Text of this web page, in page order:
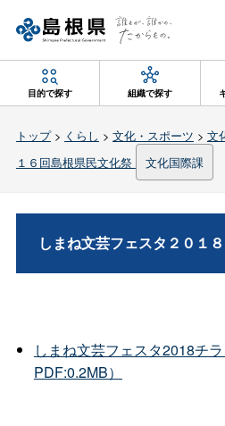
目的で探す 組織で探す
トップ> くらし > 文化・スポーツ > 文
１６回島根県民文化祭
文化国際課
しまね文芸フェスタ２０１８
しまね文芸フェスタ2018チ
PDF:0.2MB）